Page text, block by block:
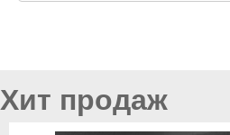
Хит продаж